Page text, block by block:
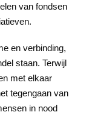
van fondsen
en verbinding,
staan. Terwijl
met elkaar
tegengaan van
in nood